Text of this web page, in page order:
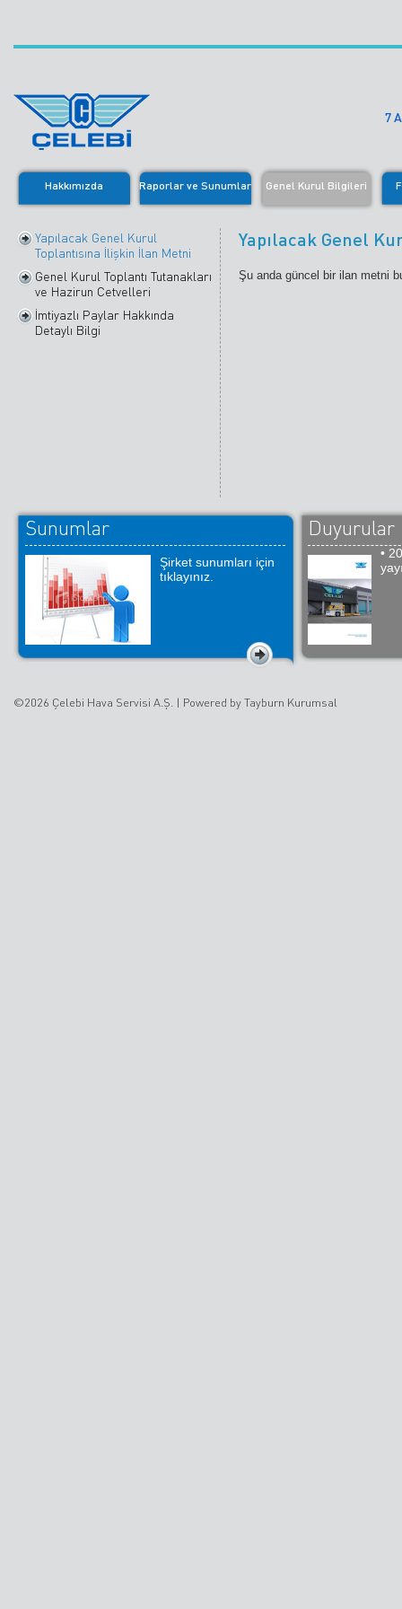
7
Hakkımızda Raporlar ve Sunumlar Genel Kurul Bilgileri
Yapılacak Genel Kurul
Toplantısına İlişkin İlan Metni
Genel Kurul Toplantı Tutanakları
ve Hazirun Cetvelleri
İmtiyazlı Paylar Hakkında
Detaylı Bilgi
Yapılacak Genel
Şu anda güncel bir ilan metni
Sunumlar
Şirket sunumları için
tıklayınız.
Duyurular
•
©2026 Çelebi Hava Servisi A.Ş. | Powered by Tayburn Kurumsal